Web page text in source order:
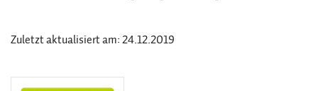
Zuletzt aktualisiert am: 24.12.2019